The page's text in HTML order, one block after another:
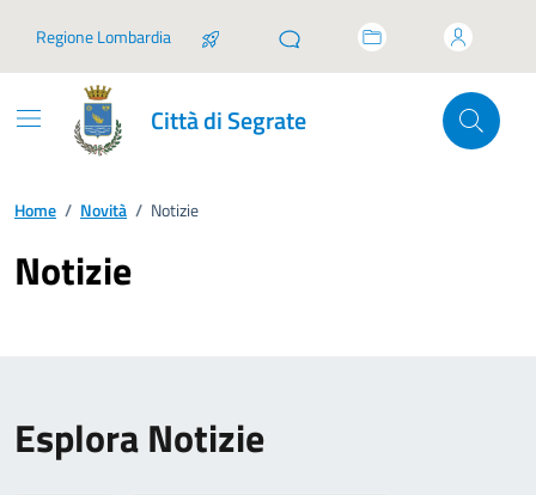
Regione Lombardia
Città di Segrate
Home / Novità / Notizie
Notizie
Esplora Notizie